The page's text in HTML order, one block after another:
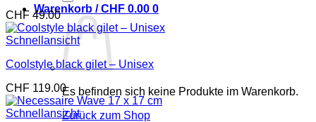
Warenkorb /CHF 0.00 0
Es befinden sich keine Produkte im Warenkorb.
Zurück zum Shop
CHF 49.00
Schnellansicht
Coolstyle black gilet – Unisex
CHF 119.00
Schnellansicht